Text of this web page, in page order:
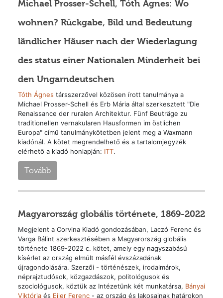
Michael Prosser-Schell, Tóth Ágnes: Wo
wohnen? Rückgabe, Bild und Bedeutung
ländlicher Häuser nach der Wiederlagung
des status einer Nationalen Minderheit bei
den Ungarndeutschen
Tóth Ágnes társszerzővel közösen írott tanulmánya a
Michael Prosser-Schell és Erb Mária által szerkesztett "Die
Renaissance der ruralen Architektur. Fünf Beuträge zu
traditionellen vernakularen Hausformen im östlichen
Europa" című tanulmánykötetben jelent meg a Waxmann
kiadónál. A kötet megrendelhető és a tartalomjegyzék
elérhető a kiadó honlapján: ITT.
Tovább
Magyarország globális története, 1869-2022
Megjelent a Corvina Kiadó gondozásában, Laczó Ferenc és
Varga Bálint szerkesztésében a Magyarország globális
története 1869-2022 c. kötet, amely egy nagyszabású
kísérlet az ország elmúlt másfél évszázadának
újragondolására. Szerzői - történészek, irodalmárok,
néprajztudósok, közgazdászok, politológusok és
szociológusok, köztük az Intézetünk két munkatársa, Bányai
Viktóriaés Eiler Ferenc- az ország és lakosainak határokon